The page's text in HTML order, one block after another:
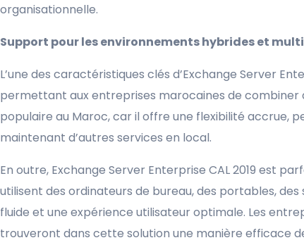
organisationnelle.
Support pour les environnements hybrides et
L’une des caractéristiques clés d’Exchange Server
permettant aux entreprises marocaines de combiner
populaire au Maroc, car il offre une flexibilité accrue,
maintenant d’autres services en local.
En outre, Exchange Server Enterprise CAL 2019 est
utilisent des ordinateurs de bureau, des portables,
fluide et une expérience utilisateur optimale. Les
trouveront dans cette solution une manière efficace